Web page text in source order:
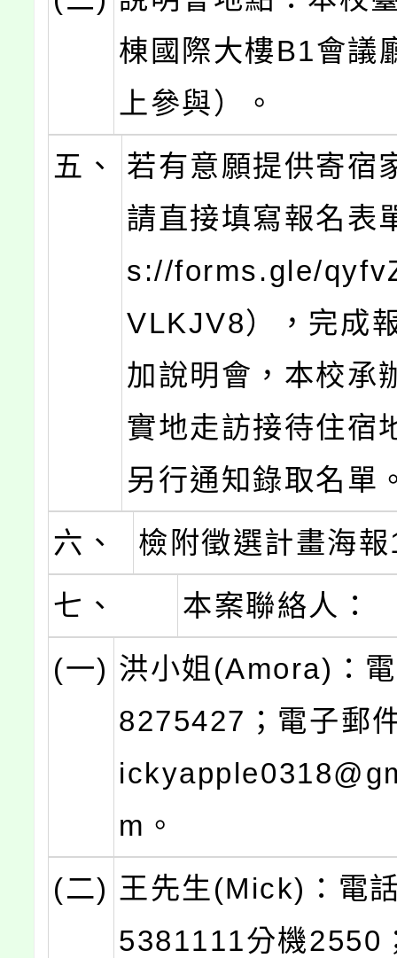
棟國際大樓B1會議
上參與）。
五、
若有意願提供寄宿
請直接填寫報名表
s://forms.gle/
VLKJV8），完成
加說明會，本校承
實地走訪接待住宿
另行通知錄取名單
六、
檢附徵選計畫海
七、
本案聯絡人：
(一) 洪小姐(Amora)：
8275427；電子郵
m。
(二) 王先生(Mick)：電
5381111分機2550